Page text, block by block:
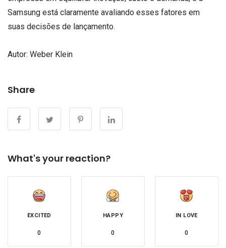
Samsung está claramente avaliando esses fatores em
suas decisões de lançamento.
Autor: Weber Klein
Share
What's your reaction?
EXCITED
0
HAPPY
0
IN LOVE
0